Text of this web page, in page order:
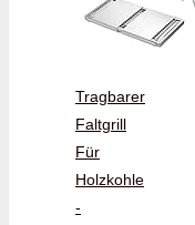
Tragbarer
Faltgrill
Für
Holzkohle
-